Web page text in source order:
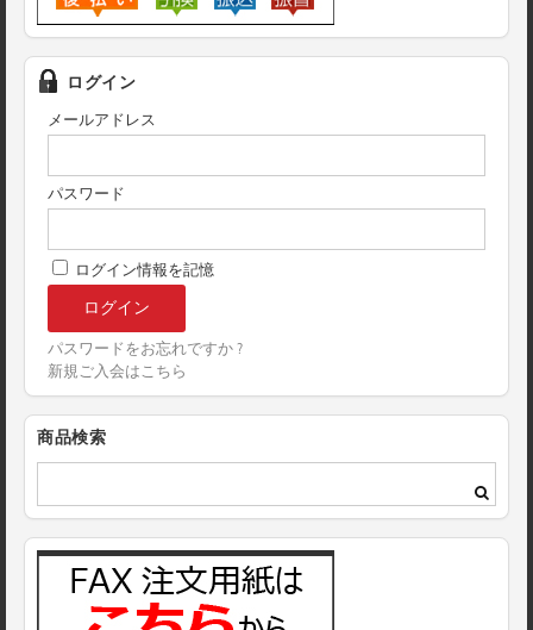
ログイン
メールアドレス
パスワード
ログイン情報を記憶
パスワードをお忘れですか ?
新規ご入会はこちら
商品検索